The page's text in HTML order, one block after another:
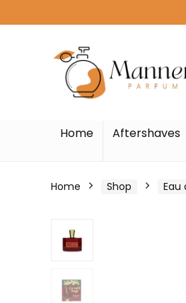
Home Aftershaves
Home Shop Eau